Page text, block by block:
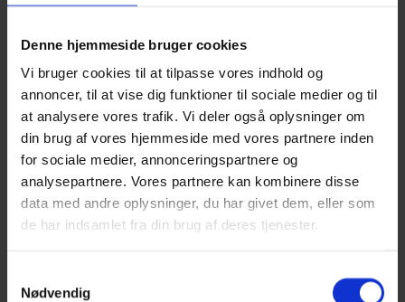
Denne hjemmeside bruger cookies
Vi bruger cookies til at tilpasse vores indhold og
annoncer, til at vise dig funktioner til sociale medier og til
at analysere vores trafik. Vi deler også oplysninger om
din brug af vores hjemmeside med vores partnere inden
for sociale medier, annonceringspartnere og
analysepartnere. Vores partnere kan kombinere disse
data med andre oplysninger, du har givet dem, eller som
de har indsamlet fra din brug af deres tjenester.
Nødvendig
Familie Test
Fra:2.675,00DKK
Personer: Familie Test Ryd
Beskrivelse